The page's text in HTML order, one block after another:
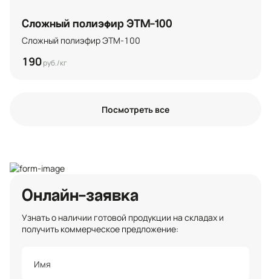
Сложный полиэфир ЭТМ-100
Сложный полиэфир ЭТМ-100
190руб./кг
Посмотреть все
Онлайн-заявка
Узнать о наличии готовой продукции на складах и
получить коммерческое предложение: